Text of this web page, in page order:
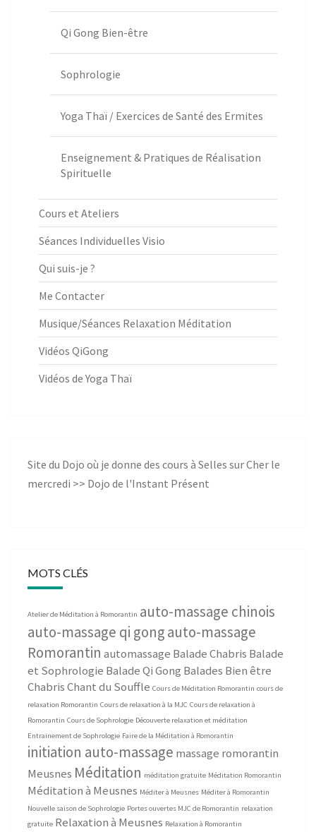
Qi Gong Bien-être
Sophrologie
Yoga Thaï / Exercices de Santé des Ermites
Enseignement & Pratiques de Réalisation
Spirituelle
Cours et Ateliers
Séances Individuelles Visio
Qui suis-je ?
Me Contacter
Musique/Séances Relaxation Méditation
Vidéos QiGong
Vidéos de Yoga Thaï
Site du Dojo où je donne des cours à Selles sur Cher le
mercredi >> Dojo de l'Instant Présent
MOTS CLÉS
Atelier de Méditation à Romorantin auto-massage chinois
auto-massage qi gongauto-massage
Romorantin automassage Balade Chabris Balade
et Sophrologie Balade Qi Gong Balades Bien être
ChabrisChant du Souffle Cours de Méditation Romorantin cours de
relaxation Romorantin Cours de relaxation à la MJC Cours de relaxation à
Romorantin Cours de Sophrologie Découverte relaxation et méditation
Entrainement de Sophrologie Faire de la Méditation à Romorantin
initiation auto-massage massage romorantin
Meusnes Méditation méditation gratuite Méditation Romorantin
Méditation à Meusnes Méditer à Meusnes Méditer à Romorantin
Nouvelle saison de Sophrologie Portes ouvertes MJC de Romorantin relaxation
gratuite Relaxation à Meusnes Relaxation à Romorantin